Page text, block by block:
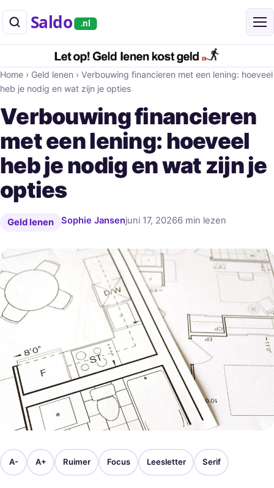
Saldo .nl
Home › Geld lenen › Verbouwing financieren met een lening: hoeveel
heb je nodig en wat zijn je opties
Verbouwing financieren
met een lening: hoeveel
heb je nodig en wat zijn je
opties
Geld lenen Sophie Jansenjuni 17, 20266 min lezen
A- A+ Ruimer Focus Leesletter Serif